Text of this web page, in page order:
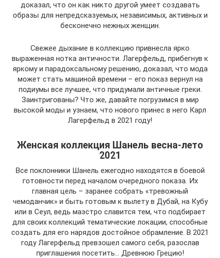
доказал, что он как никто другой умеет создавать
образы для непредсказуемых, независимых, активных и
бесконечно нежных женщин.
Свежее дыхание в коллекцию привнесла ярко
выраженная нотка античности. Лагерфельд, прибегнув к
яркому и парадоксальному решению, доказал, что мода
может стать машиной времени – его показ вернул на
подиумы все лучшее, что придумали античные греки.
Заинтригованы? Что же, давайте погрузимся в мир
высокой моды и узнаем, что нового принес в него Карл
Лагерфельд в 2021 году!
Женская коллекция Шанель весна-лето
2021
Все поклонники Шанель ежегодно находятся в боевой
готовности перед началом очередного показа. Их
главная цель – заранее собрать «тревожный
чемоданчик» и быть готовым к вылету в Дубай, на Кубу
или в Сеул, ведь маэстро славится тем, что подбирает
для своих коллекций тематические локации, способные
создать для его нарядов достойное обрамление. В 2021
году Лагерфельд превзошел самого себя, разослав
приглашения посетить… Древнюю Грецию!